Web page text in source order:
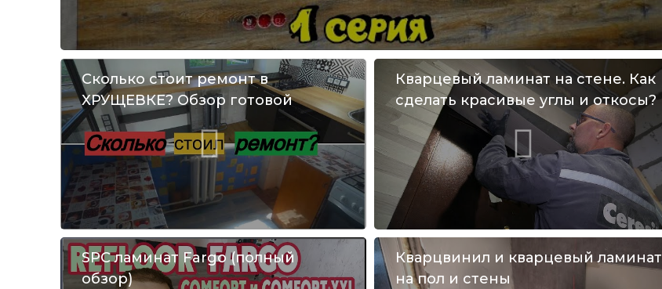
Сколько стоит ремонт в
ХРУЩЕВКЕ? Обзор готовой
квартиры. Переделка от А до Я
Кварцевый ламинат на стене. Как
сделать красивые углы и откосы?
SPC ламинат Fargo (полный
обзор)
Кварцвинил и кварцевый ламинат
на пол и стены